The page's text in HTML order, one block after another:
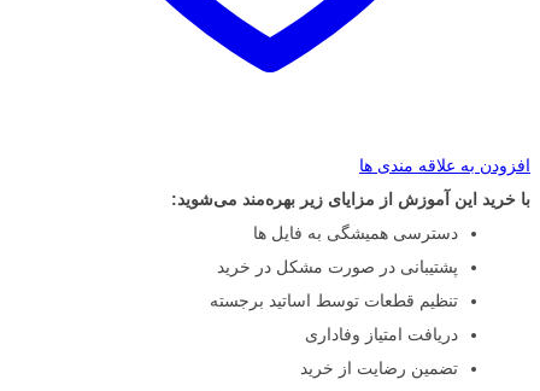
افزودن به علاقه مندی ها
با خرید این آموزش از مزایای زیر بهره‌مند می‌شوید:
دسترسی همیشگی به فایل ها
پشتیبانی در صورت مشکل در خرید
تنظیم قطعات توسط اساتید برجسته
دریافت امتیاز وفاداری
تضمین رضایت از خرید